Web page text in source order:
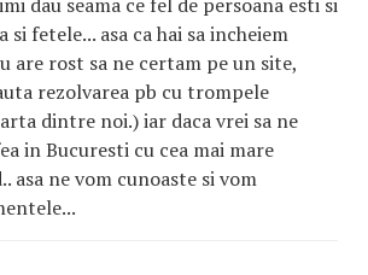
si fetele... asa ca hai sa incheiem
are rost sa ne certam pe un site,
rezolvarea pb cu trompele
dintre noi.) iar daca vrei sa ne
in Bucuresti cu cea mai mare
asa ne vom cunoaste si vom